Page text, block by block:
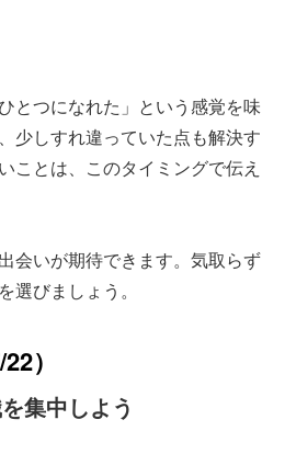
とつになれた」という感覚を味
少しすれ違っていた点も解決す
ことは、このタイミングで伝え
会いが期待できます。気取らず
選びましょう。
）
集中しよう